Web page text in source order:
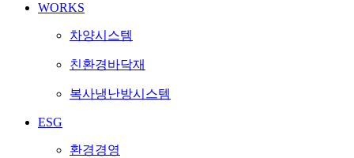
WORKS
차양시스템
친환경바닥재
복사냉난방시스템
ESG
환경경영